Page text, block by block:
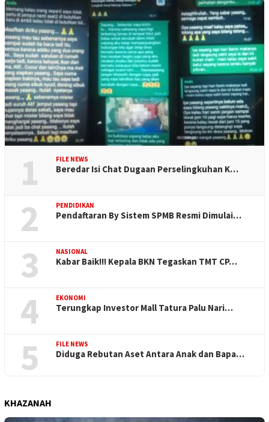
1 FILE NEWS
Beredar Isi Chat Dugaan Perselingkuhan K…
2 PENDIDIKAN
Pendaftaran By Sistem SPMB Resmi Dimulai…
3 NASIONAL
Kabar Baik!!! Kepala BKN Tegaskan TMT CP…
4 EKONOMI
Terungkap Investor Mall Tatura Palu Nari…
5 FILE NEWS
Diduga Rebutan Aset Antara Anak dan Bapa…
KHAZANAH